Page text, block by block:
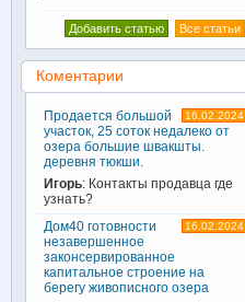
Все статьи
Добавить статью
Коментарии
16.02.2024
Продается большой
участок, 25 соток недалеко от
озера большие швакшты.
деревня тюкши.
Игорь: Контакты продавца где
узнать?
16.02.2024
Дом40 готовности
незавершенное
законсервированное
капитальное строение на
берегу живописного озера